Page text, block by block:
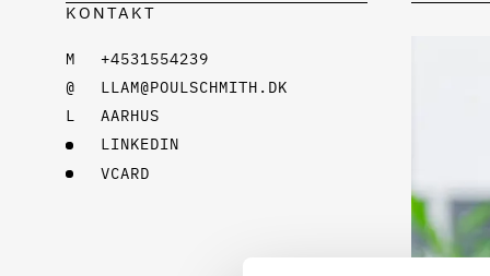
KONTAKT
+4531554239
LLAM@POULSCHMITH.DK
AARHUS
LINKEDIN
VCARD